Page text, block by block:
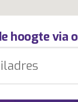
hoogte via